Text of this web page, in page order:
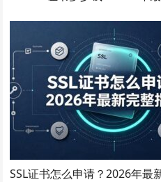
SSL证书怎么申请？2026年最